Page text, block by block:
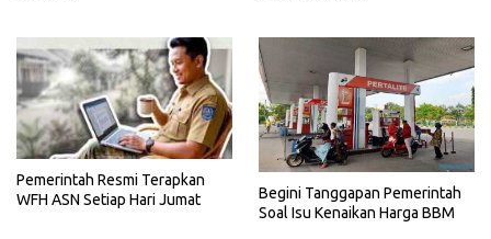
Pemerintah Resmi Terapkan
WFH ASN Setiap Hari Jumat
Begini Tanggapan Pemerintah
Soal Isu Kenaikan Harga BBM